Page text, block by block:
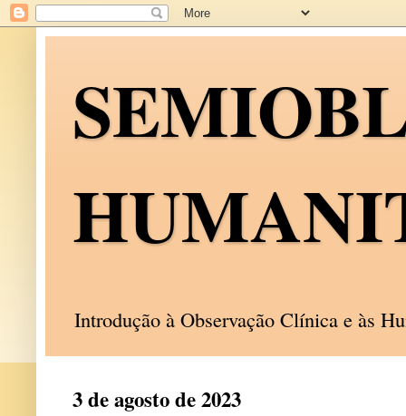
Introdução à Observação Clínica e às
3 de agosto de 2023